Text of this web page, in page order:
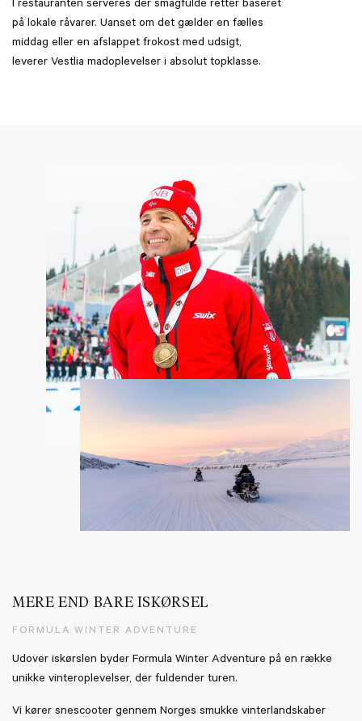
I restauranten serveres der smagfulde retter baseret
på lokale råvarer. Uanset om det gælder en fælles
middag eller en afslappet frokost med udsigt,
leverer Vestlia madoplevelser i absolut topklasse.
MERE END BARE ISKØRSEL
FORMULA WINTER ADVENTURE
Udover iskørslen byder Formula Winter Adventure på en række
unikke vinteroplevelser, der fuldender turen.
Vi kører snescooter gennem Norges smukke vinterlandskaber